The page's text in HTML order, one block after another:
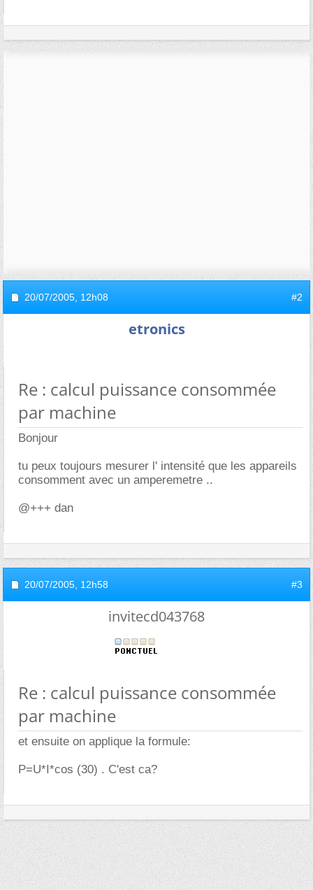
20/07/2005, 12h08 #2
etronics
Re : calcul puissance consommée
par machine
Bonjour
tu peux toujours mesurer l' intensité que les appareils
consomment avec un amperemetre ..
@+++ dan
20/07/2005, 12h58 #3
invitecd043768
Re : calcul puissance consommée
par machine
et ensuite on applique la formule:
P=U*I*cos (30) . C'est ca?